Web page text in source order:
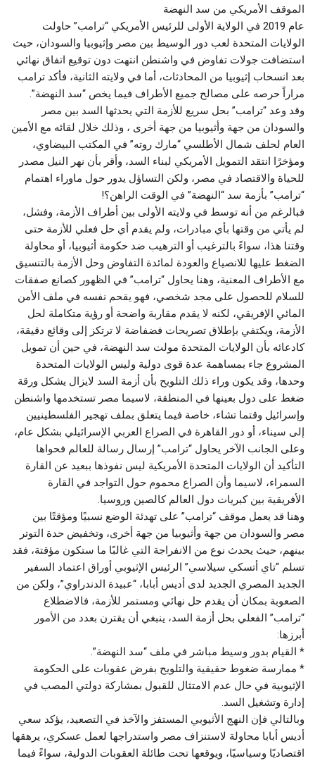
الموقف الأمريكي من سد النهضة
عام 2019 في الولاية الأولى للرئيس الأمريكي “ترامب” حاولت
الولايات المتحدة لعب دور الوسيط بين مصر وإثيوبيا والسودان، حيث
استضافت جولات تفاوض في واشنطن انتهت دون توقيع اتفاق نهائي
بعد انسحاب إثيوبيا من المحادثات، أما في ولايته الثانية، فأكد ترامب
مراراً حرصه على مصالح جميع الأطراف فيما يخص “سد النهضة”.
وقد وعد “ترامب” بحل سريع للأزمة التي يحدثها السد بين مصر
والسودان من جهة وأثيوبيا من جهة أخرى ، وذلك خلال لقائه مع الأمين
العام لحلف شمال الأطلسي “مارك روته” في المكتب البيضاوي،
ومؤخرًا انتقد التمويل الأمريكي لبناء السد، وأقر بأن نهر النيل مصدر
للحياة والاقتصاد في مصر، ولكن التساؤل يدور حول ماوراء اهتمام
“ترامب” بأزمة سد “النهضة” في الوقت الراهن؟!
فبالرغم من أنه توسط في ولايته الأولى بين أطراف الأزمة، وفشل،
لم يأتي من وقتها بأي مبادرات، ولم يقدم أي حل فعلي للأزمة حتى
وقتنا هذا، سواءً بالترغيب أو الترهيب ضد حكومة أثيوبيا، أو محاولة
الضغط عليها للانصياع والعودة لمائدة التفاوض وحل الأزمة بالتنسيق
مع الأطراف المعنية، وهنا يحاول “ترامب” في الظهور كصانع صفقات
للسلام للحصول على مجد شخصي، فهو يقحم نفسه في ملف الأمن
المائي الإفريقي، لكنه لا يقدم مقاربة واضحة أو رؤية متكاملة لحل
الأزمة، ويكتفي بإطلاق تصريحات فضفاضة لا ترتكز إلى وقائع دقيقة،
كادعائه بأن الولايات المتحدة مولت سد النهضة، في حين أن تمويل
المشروع جاء بمساهمة عدة قوى دولية وليس الولايات المتحدة
وحدها، وقد يكون وراء ذلك التلويح بأن أزمة السد لايزال يشكل ورقة
ضغط على دول بعينها في المنطقة، لاسيما مصر تستخدمها واشنطن
وإسرائيل وقتما تشاء، خاصة فيما يتعلق بملف تهجير الفلسطينيين
إلى سيناء، أو دور القاهرة في الصراع العربي الإسرائيلي بشكل عام،
وعلى الجانب الآخر يحاول “ترامب” إرسال رسالة للعالم فحواها
التأكيد أن الولايات المتحدة الأمريكية ليس نفوذها ببعيد عن القارة
السمراء، لاسيما وأن الصراع محموم حول التواجد في القارة
الأفريقية بين كبريات دول العالم كالصين وروسيا.
وهنا قد يعمل موقف “ترامب” على تهدئة الوضع نسبيًا ومؤقتًا بين
مصر والسودان من جهة وأثيوبيا من جهة أخرى، وتخفيض حدة التوتر
بينهم، حيث يحدث نوع من الانفراجة التي غالبًا ما ستكون مؤقتة، فقد
تسلم “تاي أتسكي سيلاسي” الرئيس الإثيوبي أوراق اعتماد السفير
الجديد المصري الجديد لدى أديس أبابا، “عبيدة الدندراوي”، ولكن من
الصعوبة بمكان أن يقدم حل نهائي ومستمر للأزمة، فالاضطلاع
“ترامب” الفعلي بحل أزمة السد، ينبغي أن يقترن بعدد من الأمور
أبرزها:
* القيام بدور وسيط مباشر في ملف “سد النهضة”.
* ممارسة ضغوط حقيقية والتلويح بفرض عقوبات على الحكومة
الإثيوبية في حال عدم الامتثال للقبول بمشاركة دولتي المصب في
إدارة وتشغيل السد.
وبالتالي فإن النهج الأثيوبي المستفز والآخذ في التصعيد، يؤكد سعي
أديس أبابا محاولة لاستنزاف مصر واستدراجها لعمل عسكري، يرهقها
اقتصاديًا وسياسيًا، ويوقعها تحت طائلة العقوبات الدولية، سواءً فيما